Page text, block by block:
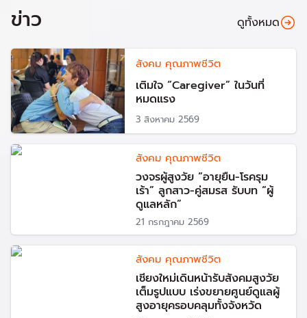
ข่าว ดูทั้งหมด
สังคม คุณภาพชีวิต
เติมใจ “Caregiver” ในวันที่
หมดแรง
3 สิงหาคม 2569
สังคม คุณภาพชีวิต
วงจรผู้สูงวัย “อายุยืน-โรครุม
เร้า” ลูกสาว-คู่สมรส รับบท “ผู้
ดูแลหลัก”
21 กรกฎาคม 2569
สังคม คุณภาพชีวิต
เชียงใหม่เดินหน้ารับสังคมสูงวัย
เต็มรูปแบบ เร่งขยายศูนย์ดูแลผู้
สูงอายุครอบคลุมทั้งจังหวัด